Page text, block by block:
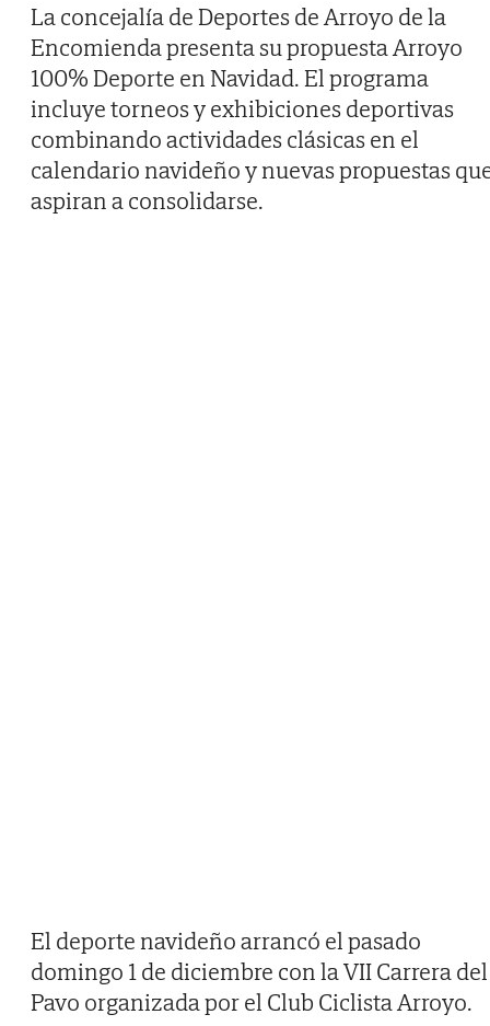
La concejalía de Deportes de Arroyo de la
Encomienda presenta su propuesta Arroyo
100% Deporte en Navidad. El programa
incluye torneos y exhibiciones deportivas
combinando actividades clásicas en el
calendario navideño y nuevas propuestas
aspiran a consolidarse.
El deporte navideño arrancó el pasado
domingo 1 de diciembre con la VII Carrera del
Pavo organizada por el Club Ciclista Arroyo.